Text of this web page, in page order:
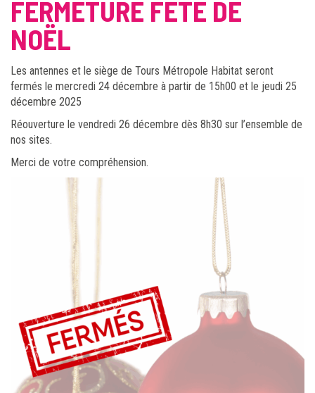
FERMETURE FÊTE DE
NOËL
Les antennes et le siège de Tours Métropole Habitat seront
fermés le mercredi 24 décembre à partir de 15h00 et le jeudi 25
décembre 2025
Réouverture le vendredi 26 décembre dès 8h30 sur l’ensemble de
nos sites.
Merci de votre compréhension.